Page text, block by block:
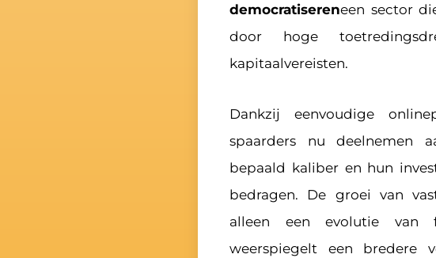
democratisereneen sector
door hoge
kapitaalvereisten.
Dankzij eenvoudige
spaarders nu deelnemen
bepaald kaliber en hun
bedragen. De groei van
alleen een evolutie van
weerspiegelt een bredere